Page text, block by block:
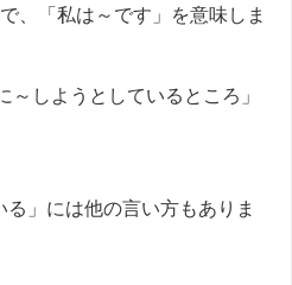
、「私は～です」を意味しま
～しようとしているところ」
る」には他の言い方もありま